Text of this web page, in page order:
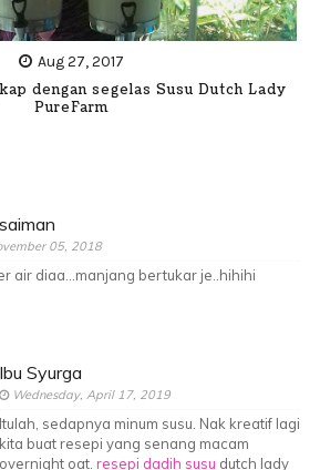
Aug 27, 2017
dengan segelas Susu Dutch Lady
PureFarm
05, 2018
air diaa...manjang bertukar je..hihihi
Ibu Syurga
Wednesday, April 17, 2019
Itulah, sedapnya minum susu. Nak kreatif lagi
kita buat resepi yang senang macam
overnight oat. resepi dadih susu dutch lady